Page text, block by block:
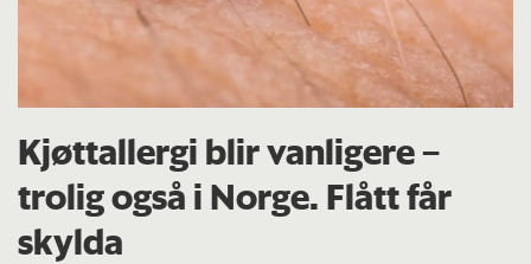
Kjøttallergi blir vanligere –
trolig også i Norge. Flått får
skylda